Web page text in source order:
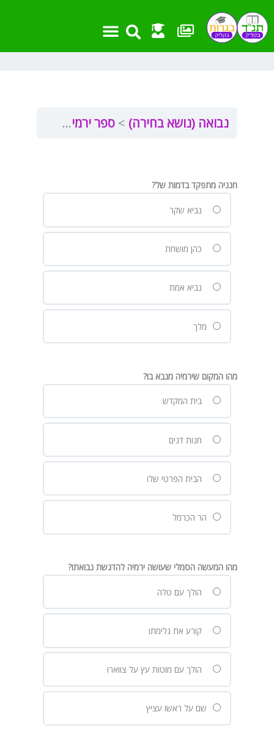
לתוכן
נבואה (נושא בחירה) ספר ירמיה פרק כ”ח
חנניה מתפקד בדמות של?
נביא שקר
כהן מושחת
נביא אמת
מלך
מהו המקום שירמיה מנבא בו?
בית המקדש
חנות דגים
הבית הפרטי שלו
הר הכרמל
מהו המעשה הסמלי שעושה ירמיה להדגשת נבואתו?
הולך עם טלה
קורע את גלימתו
הולך עם מוטות עץ על צווארו
שם על ראשו עציץ